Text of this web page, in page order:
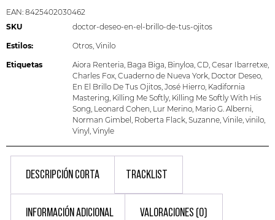
EAN: 8425402030462
SKU
doctor-deseo-en-el-brillo-de-tus-ojitos
Estilos: Otros, Vinilo
Etiquetas Aiora Renteria, Baga Biga, Binyloa, CD, Cesar Ibarretxe,
Charles Fox, Cuaderno de Nueva York, Doctor Deseo,
En El Brillo De Tus Ojitos, José Hierro, Kadifornia
Mastering, Killing Me Softly, Killing Me Softly With His
Song, Leonard Cohen, Lur Merino, Mario G. Alberni,
Norman Gimbel , Roberta Flack, Suzanne, Vinile, vinilo,
Vinyl, Vinyle
DESCRIPCIÓN CORTA TRACKLIST
INFORMACIÓN ADICIONAL VALORACIONES (0)